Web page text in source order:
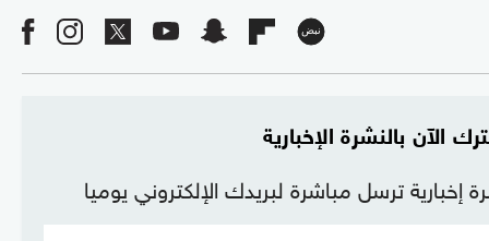
الآن بالنشرة الإخبارية
إخبارية ترسل مباشرة لبريدك الإلكتروني يوميا